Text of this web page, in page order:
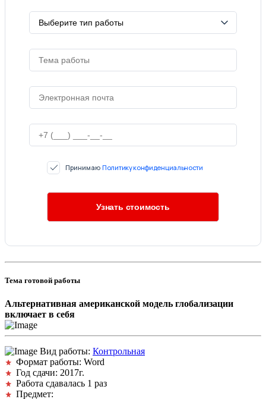
Принимаю Политику конфиденциальности
Тема готовой работы
Альтернативная американской модель глобализации
включает в себя
Вид работы: Контрольная
Формат работы: Word
Год сдачи: 2017г.
Работа сдавалась 1 раз
Предмет: